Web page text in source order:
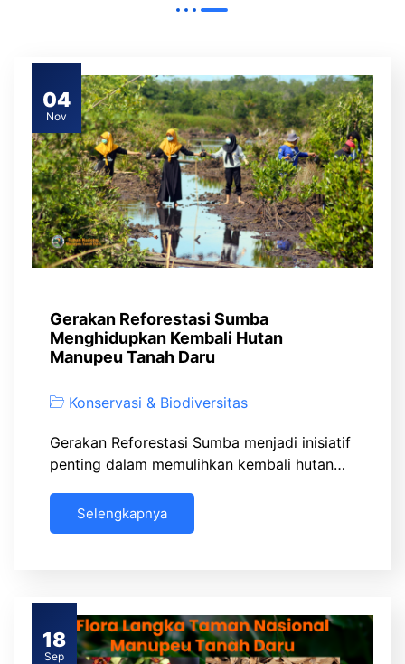
04
Nov
Gerakan Reforestasi Sumba
Menghidupkan Kembali Hutan
Manupeu Tanah Daru
Konservasi & Biodiversitas
Gerakan Reforestasi Sumba menjadi inisiatif
penting dalam memulihkan kembali hutan…
Selengkapnya
18
Sep